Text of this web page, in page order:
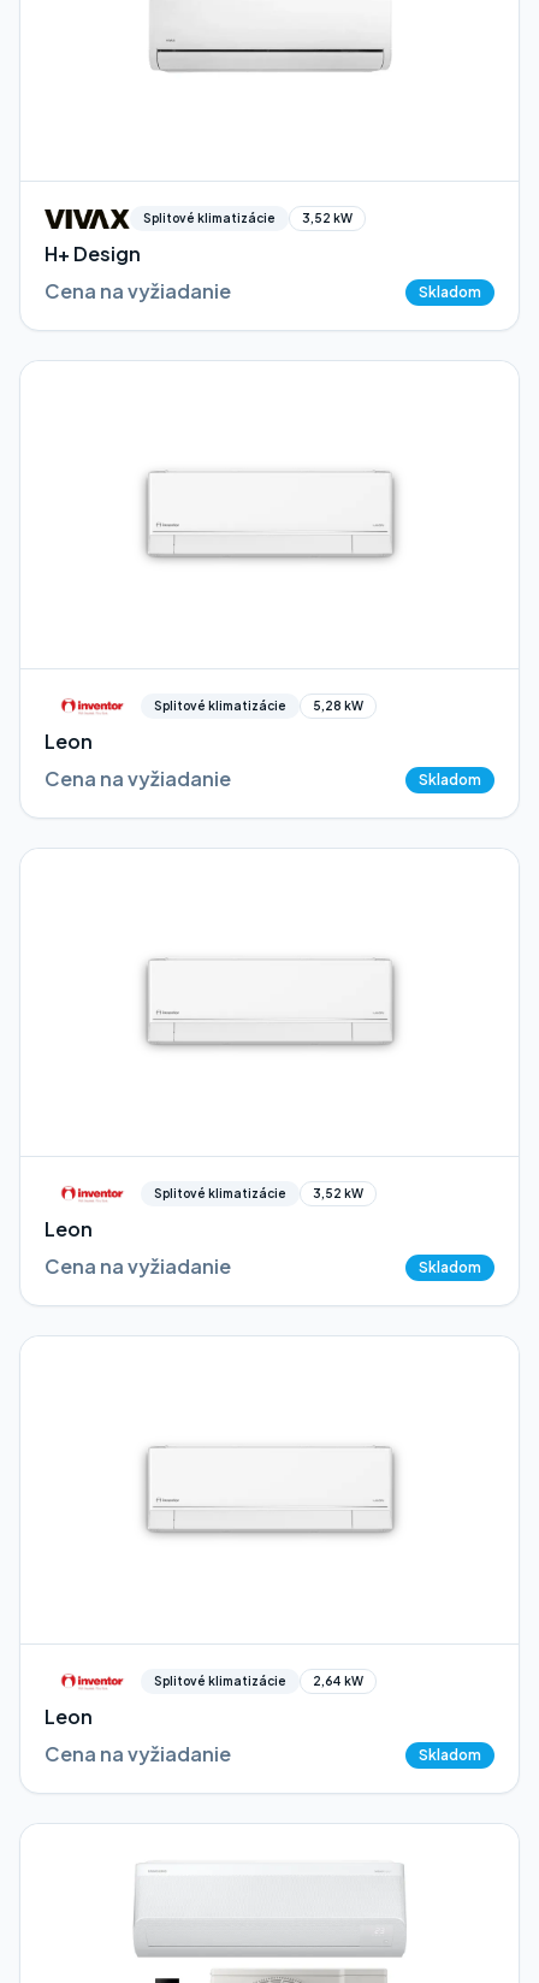
Splitové klimatizácie 3,52 kW
H+ Design
Cena na vyžiadanie
Skladom
Splitové klimatizácie 5,28 kW
Leon
Cena na vyžiadanie
Skladom
Splitové klimatizácie 3,52 kW
Leon
Cena na vyžiadanie
Skladom
Splitové klimatizácie 2,64 kW
Leon
Cena na vyžiadanie
Skladom